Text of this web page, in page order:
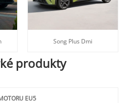
Song Plus Dmi
produkty
EU5